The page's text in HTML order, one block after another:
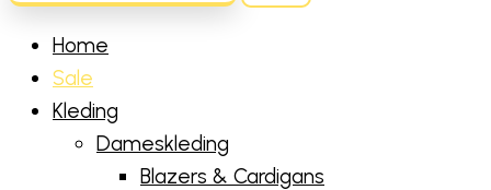
Home
Sale
Kleding
Dameskleding
Blazers & Cardigans